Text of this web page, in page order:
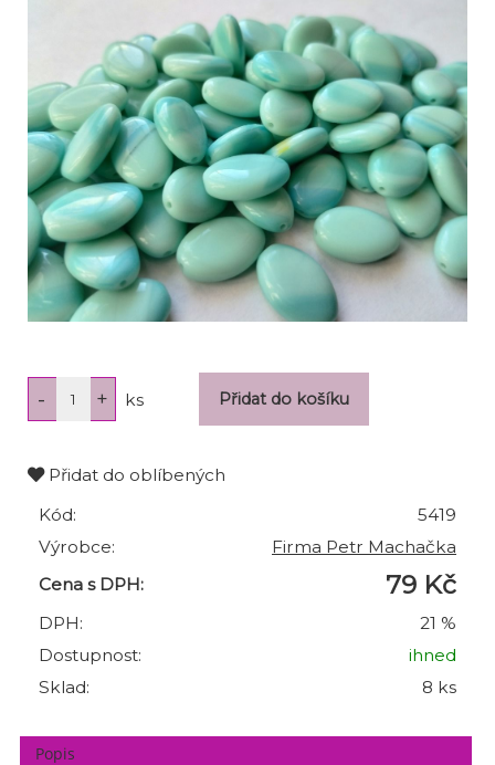
ks
Přidat do oblíbených
Kód:
5419
Výrobce:
Firma Petr Machačka
Cena s DPH:
79 Kč
DPH:
21 %
Dostupnost:
ihned
Sklad:
8 ks
Popis